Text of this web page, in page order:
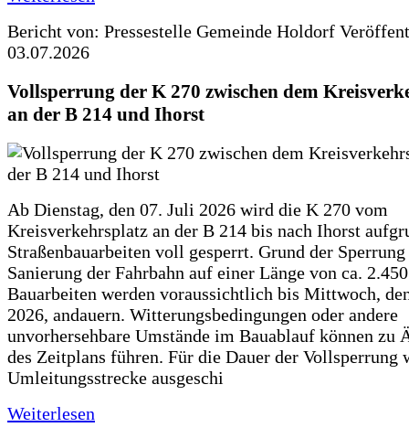
Bericht von: Pressestelle Gemeinde Holdorf
03.07.2026
Vollsperrung der K 270 zwischen dem
an der B 214 und Ihorst
Ab Dienstag, den 07. Juli 2026 wird die K 270 vom
Kreisverkehrsplatz an der B 214 bis nach Ihorst
Straßenbauarbeiten voll gesperrt. Grund der
Sanierung der Fahrbahn auf einer Länge von ca.
Bauarbeiten werden voraussichtlich bis Mittwoch,
2026, andauern. Witterungsbedingungen oder andere
unvorhersehbare Umstände im Bauablauf können zu
des Zeitplans führen. Für die Dauer der Vollsperrung
Umleitungsstrecke ausgeschi
Weiterlesen